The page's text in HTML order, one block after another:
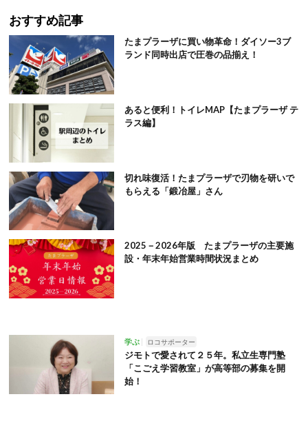
おすすめ記事
たまプラーザに買い物革命！ダイソー3ブ
ランド同時出店で圧巻の品揃え！
あると便利！トイレMAP【たまプラーザ テ
ラス編】
切れ味復活！たまプラーザで刃物を研いで
もらえる「鍛冶屋」さん
2025－2026年版 たまプラーザの主要施
設・年末年始営業時間状況まとめ
学ぶ ロコサポーター
ジモトで愛されて２５年。私立生専門塾
「こごえ学習教室」が高等部の募集を開
始！